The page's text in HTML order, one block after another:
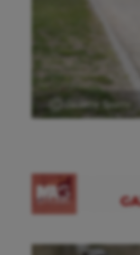
Ⓒ Gazette Sports